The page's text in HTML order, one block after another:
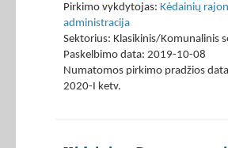
Pirkimo vykdytojas: Kėdainių
administracija
Sektorius: Klasikinis/Komunalinis
Paskelbimo data: 2019-10-08
Numatomos pirkimo pradžios
2020-I ketv.